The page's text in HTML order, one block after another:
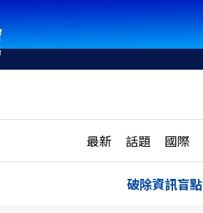
最新 話題 國際
活動
話題
破除資訊盲點